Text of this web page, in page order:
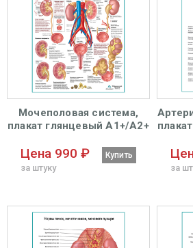
Мочеполовая система,
плакат глянцевый А1+/А2+
Цена 990 ₽
за штуку
Купить
за